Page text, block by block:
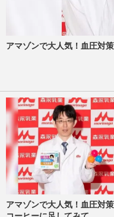
アマゾンで大人気！血圧対
アマゾンで大人気！血圧対